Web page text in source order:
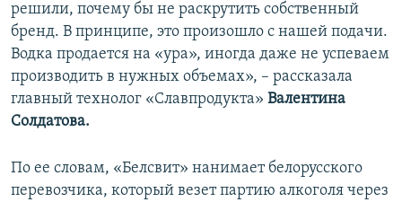
решили, почему бы не раскрутить собственный
бренд. В принципе, это произошло с нашей подачи.
Водка продается на «ура», иногда даже не успеваем
производить в нужных объемах», – рассказала
главный технолог «Славпродукта» Валентина
Солдатова.
По ее словам, «Белсвит» нанимает белорусского
перевозчика, который везет партию алкоголя через